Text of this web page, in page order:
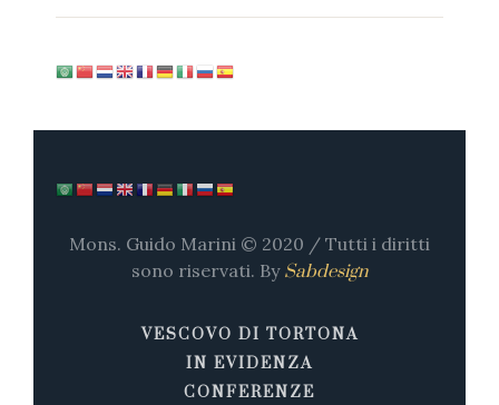
Mons. Guido Marini © 2020 / Tutti i diritti
sono riservati. By Sabdesign
VESCOVO DI TORTONA
IN EVIDENZA
CONFERENZE